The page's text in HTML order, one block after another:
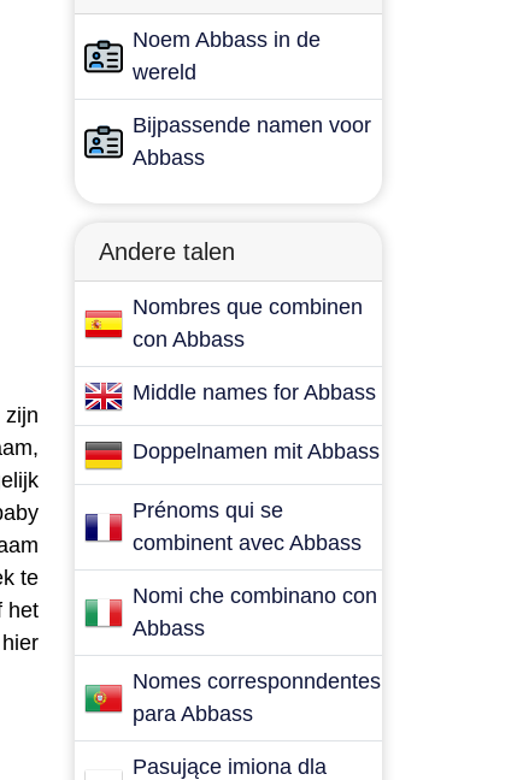
te
het
Noem Abbass in de
wereld
Bijpassende namen voor
Abbass
Andere talen
Nombres que combinen
con Abbass
Middle names for Abbass
Doppelnamen mit Abbass
Prénoms qui se
combinent avec Abbass
Nomi che combinano con
Abbass
Nomes corresponndentes
para Abbass
Pasujące imiona dla